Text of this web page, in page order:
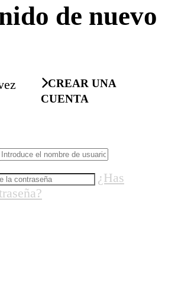
de nuevo
CREAR UNA
CUENTA
¿Has